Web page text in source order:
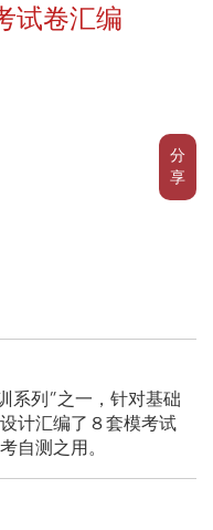
分
享
试卷汇编
系列”之一，针对基础
计汇编了８套模考试
自测之用。